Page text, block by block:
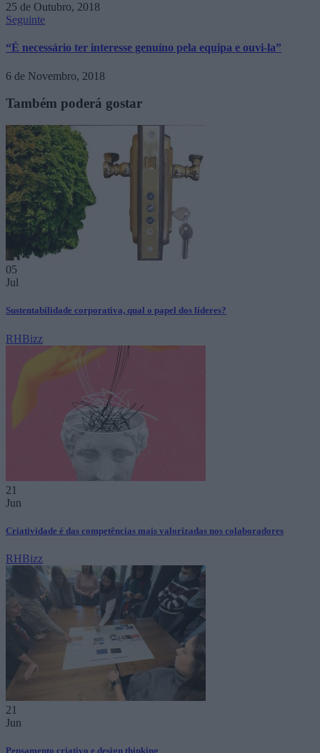
25 de Outubro, 2018
Seguinte
“É necessário ter interesse genuíno pela equipa e ouvi-la”
6 de Novembro, 2018
Também poderá gostar
05
Jul
Sustentabilidade corporativa, qual o papel dos líderes?
RHBizz
21
Jun
Criatividade é das competências mais valorizadas nos colaboradores
RHBizz
21
Jun
Pensamento criativo e design thinking